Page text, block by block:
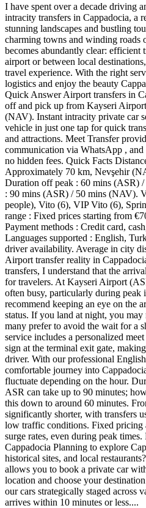
I have spent over a decade driving
intracity transfers in Cappadocia, a
stunning landscapes and bustling
charming towns and winding roads
becomes abundantly clear: efficient
airport or between local
travel experience. With the right
logistics and enjoy the beauty
Quick Answer Airport transfers in
off and pick up from Kayseri
(NAV). Instant intracity private car
vehicle in just one tap for quick
and attractions. Meet Transfer
communication via WhatsApp ,
no hidden fees. Quick Facts
Approximately 70 km, Nevşehir
Duration off peak : 60 mins (ASR)
: 90 mins (ASR) / 50 mins (NAV).
people), Vito (6), VIP Vito (6),
range : Fixed prices starting from
Payment methods : Credit card,
Languages supported : English,
driver availability. Average in city
Airport transfer reality in
transfers, I understand that the
for travelers. At Kayseri Airport
often busy, particularly during peak
recommend keeping an eye on the
status. If you land at night, you may
many prefer to avoid the wait for a
service includes a personalized
sign at the terminal exit gate,
driver. With our professional
comfortable journey into
fluctuate depending on the hour.
ASR can take up to 90 minutes;
this down to around 60 minutes.
significantly shorter, with transfers
low traffic conditions. Fixed pricing
surge rates, even during peak
Cappadocia Planning to explore
historical sites, and local
allows you to book a private car
location and choose your
our cars strategically staged across
arrives within 10 minutes or less....